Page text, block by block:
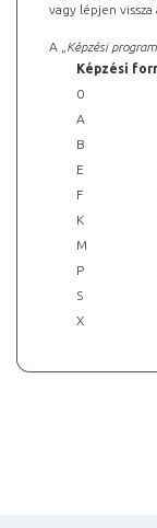
vagy lépjen
A „ Képzési
Képzési
0
A
B
E
F
K
M
P
S
X